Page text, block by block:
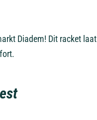
Diadem! Dit racket